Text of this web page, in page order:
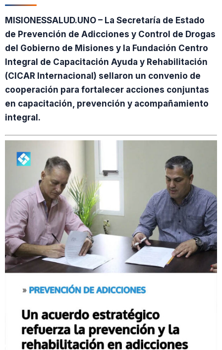
MISIONESSALUD.UNO – La Secretaría de Estado
de Prevención de Adicciones y Control de Drogas
del Gobierno de Misiones y la Fundación Centro
Integral de Capacitación Ayuda y Rehabilitación
(CICAR Internacional) sellaron un convenio de
cooperación para fortalecer acciones conjuntas
en capacitación, prevención y acompañamiento
integral.